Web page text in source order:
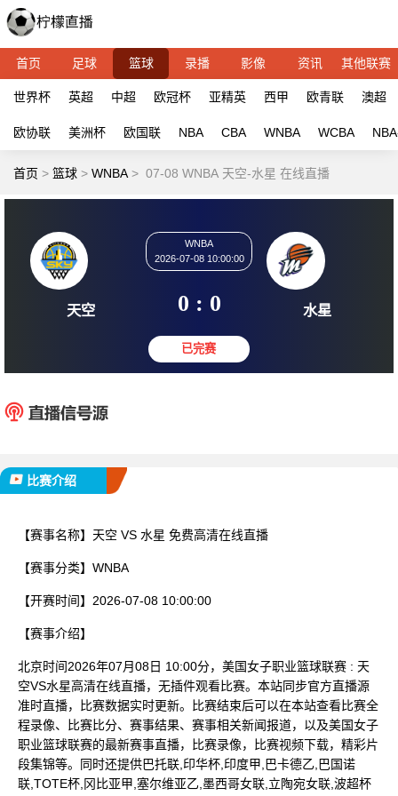
首页 足球 篮球 录播 影像 资讯 其他联赛
世界杯 英超 中超 欧冠杯 亚精英 西甲 欧青联 澳超
欧协联 美洲杯 欧国联 NBA CBA WNBA WCBA
首页 > 篮球 > WNBA > 07-08 WNBA 天空-水星 在线直播
天空
2026-07-08 10:00:00
0 : 0 水
比赛介绍
【赛事名称】 天空 VS 水星 免费高清在线直播
【赛事分类】 WNBA
【开赛时间】 2026-07-08 10:00:00
【赛事介绍】
北京时间2026年07月08日 10:00分，美国女子职业篮球联赛 : 天
空VS水星高清在线直播，无插件观看比赛。本站同步官方直播源
准时直播，比赛数据实时更新。比赛结束后可以在本站查看比赛全
程录像、比赛比分、赛事结果、赛事相关新闻报道，以及美国女子
职业篮球联赛的最新赛事直播，比赛录像，比赛视频下载，精彩片
段集锦等。同时还提供巴托联,印华杯,印度甲,巴卡德乙,巴国诺
联,TOTE杯,冈比亚甲,塞尔维亚乙,墨西哥女联,立陶宛女联,波超杯